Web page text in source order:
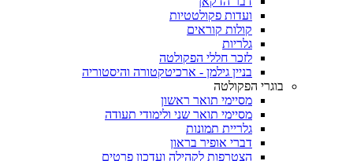
ועדות פקולטטיות
קולות קוראים
גלריות
לזכר חללי הפקולטה
בניין גילמן - ארכיטקטורה והיסטוריה
בוגרי הפקולטה
מסיימי תואר ראשון
מסיימי תואר שני ולימודי תעודה
גלריית תמונות
דברי אופיר בראון
הצטרפות לקהילה ועדכון פרטים